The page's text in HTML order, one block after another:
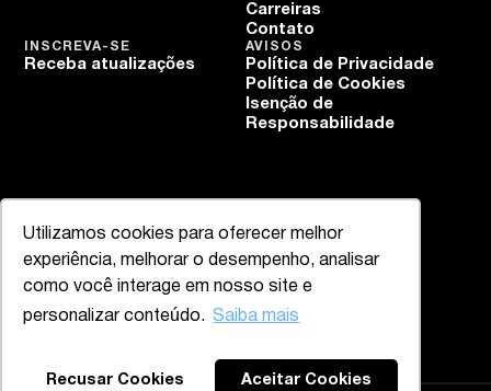
Utilizamos cookies para oferecer melhor
experiência, melhorar o desempenho, analisar
como você interage em nosso site e
personalizar conteúdo. Saiba mais
Recusar Cookies Aceitar Cookies
Voltar ao topo
Carreiras
Contato
AVISOS
Política de Privacidade
Política de Cookies
Isenção de
Responsabilidade
INSCREVA-SE
Receba atualizações